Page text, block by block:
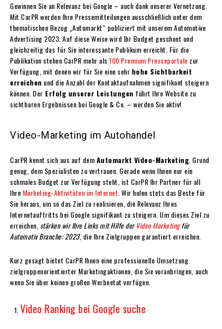
Gewinnen Sie an Relevanz bei Google – auch dank unserer Vernetzung.
Mit CarPR werden Ihre Pressemitteilungen ausschließlich unter dem
thematischen Bezug „Automarkt“ publiziert mit unserem Automotive
Advertising 2023. Auf diese Weise wird Ihr Budget geschont und
gleichzeitig das für Sie interessante Publikum erreicht. Für die
Publikation stehen CarPR mehr als100 Premium Presseportale zur
Verfügung, mit denen wir für Sie eine sehr hohe Sichtbarkeit
erreichen und die Anzahl der Kontaktaufnahmen signifikant steigern
können. Der Erfolg unserer Leistungen führt Ihre Website zu
sichtbaren Ergebnissen bei Google & Co. – werden Sie aktiv!
Video-Marketing im Autohandel
CarPR kennt sich aus auf demAutomarkt Video-Marketing . Grund
genug, dem Spezialisten zu vertrauen. Gerade wenn Ihnen nur ein
schmales Budget zur Verfügung steht, ist CarPR Ihr Partner für all
Ihre Marketing-Aktivitäten im Internet . Wir holen stets das Beste für
Sie heraus, um so das Ziel zu realisieren, die Relevanz Ihres
Internetauftritts bei Google signifikant zu steigern. Um dieses Ziel zu
erreichen, stärken wir Ihre Links mit Hilfe derVideo Marketingfür
Automotiv Branche: 2023, die Ihre Zielgruppen garantiert erreichen.
Kurz gesagt bietet CarPR Ihnen eine professionelle Umsetzung
zielgruppenorientierter Marketingaktionen, die Sie voranbringen, auch
wenn Sie über keinen großen Werbeetat verfügen.
Video Ranking bei Google suche